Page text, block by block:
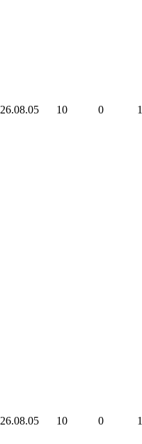
26.08.05 10 0 1
26.08.05 10 0 1